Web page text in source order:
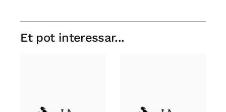
Et pot interessar...